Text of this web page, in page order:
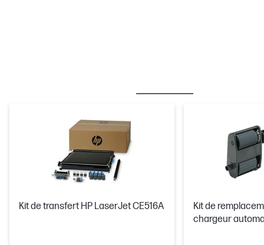
Kit de transfert HP LaserJet CE516A
Kit de
chargeur